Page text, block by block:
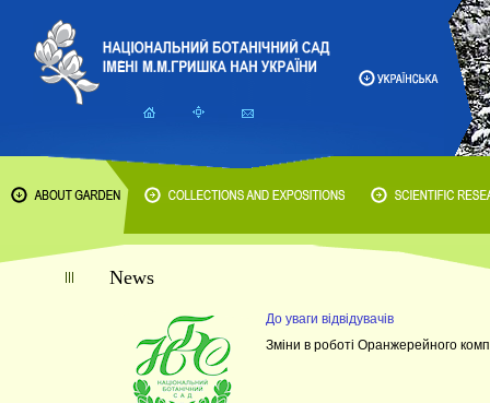
News
До уваги відвідувачів
Зміни в роботі Оранжерейного